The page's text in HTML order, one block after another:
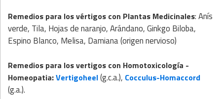
Remedios para los vértigos con Plantas Medicinales: Anís
verde, Tila, Hojas de naranjo, Arándano, Ginkgo Biloba,
Espino Blanco, Melisa, Damiana (origen nervioso)
Remedios para los vertigos con Homotoxicología -
Homeopatia:Vertigoheel(g.c.a.), Cocculus-Homaccord
(g.a.).